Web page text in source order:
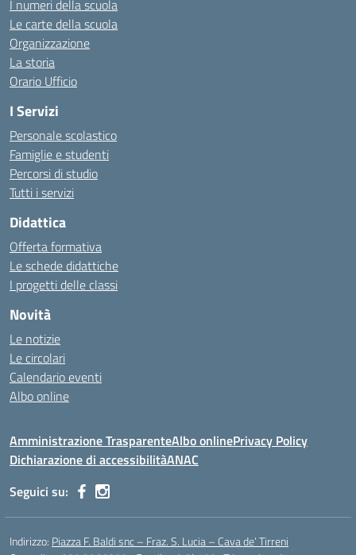
I numeri della scuola
Le carte della scuola
Organizzazione
La storia
Orario Ufficio
I Servizi
Personale scolastico
Famiglie e studenti
Percorsi di studio
Tutti i servizi
Didattica
Offerta formativa
Le schede didattiche
I progetti delle classi
Novità
Le notizie
Le circolari
Calendario eventi
Albo online
Amministrazione TrasparenteAlbo onlinePrivacy Policy
Dichiarazione di accessibilitàANAC
Seguici su:
Indirizzo: Piazza F. Baldi snc – Fraz. S. Lucia – Cava de’ Tirreni